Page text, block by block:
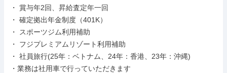
・ 賞与年2回、昇給査定年一回
・ 確定拠出年金制度（401K）
・ スポーツジム利用補助
・ フジプレミアムリゾート利用補助
・ 社員旅行(25年：ベトナム、24年：香港、23年：沖縄)
・業務は社用車で行っていただきます